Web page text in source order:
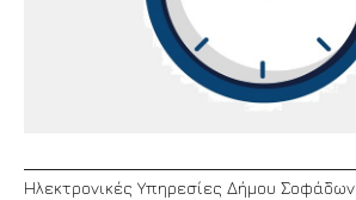
Ηλεκτρονικές Υπηρεσίες Δήμου Σοφάδων